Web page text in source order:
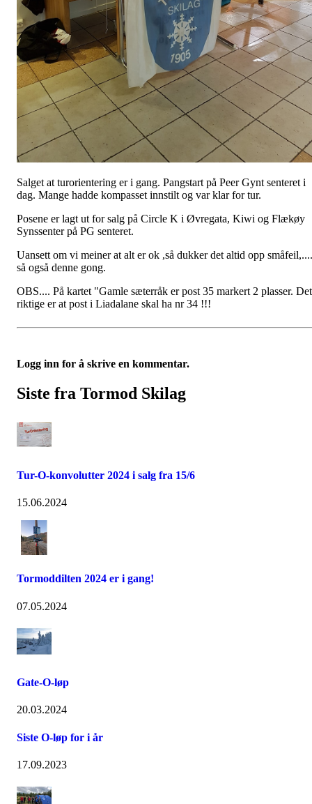
Salget at turorientering er i gang. Pangstart på Peer Gynt senteret i
dag. Mange hadde kompasset innstilt og var klar for tur.
Posene er lagt ut for salg på Circle K i Øvregata, Kiwi og Flækøy
Synssenter på PG senteret.
Uansett om vi meiner at alt er ok ,så dukker det altid opp småfeil,....
så også denne gong.
OBS.... På kartet "Gamle sæterråk er post 35 markert 2 plasser. Det
riktige er at post i Liadalane skal ha nr 34 !!!
Logg inn for å skrive en kommentar.
Siste fra Tormod Skilag
Tur-O-konvolutter 2024 i salg fra 15/6
15.06.2024
Tormoddilten 2024 er i gang!
07.05.2024
Gate-O-løp
20.03.2024
Siste O-løp for i år
17.09.2023